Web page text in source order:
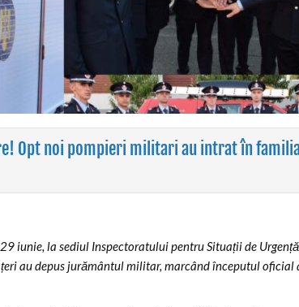
Opt noi pompieri militari au intrat în
iunie, la sediul Inspectoratului pentru Situații de Urgență
au depus jurământul militar, marcând începutul oficial